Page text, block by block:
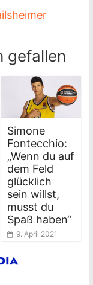
gefallen
Simone
Fontecchio:
„Wenn du auf
dem Feld
glücklich
sein willst,
musst du
Spaß haben“
9. April 2021